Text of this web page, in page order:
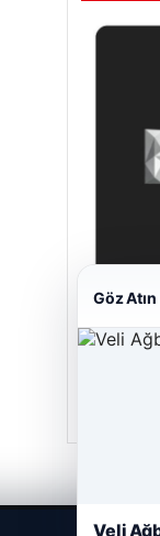
Hastaş
Göz Atın
Veli